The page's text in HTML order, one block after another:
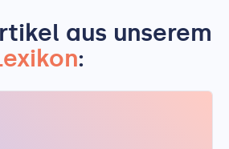
aus unserem
: